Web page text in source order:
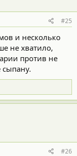
#25
и несколько
не хватило,
против не
#26